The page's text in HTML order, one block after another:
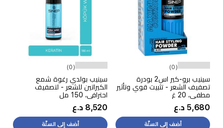
(0)
سينيب برو-كير اس2 بودرة
تصفيف الشعر - تثبيت قوي وتأثير
مطفي، 20 غ
5,680 د.ع
أضف إلى السلّة
(0)
سينيب بولدي رغوة شمع
الكيراتين للشعر - لتصفيف
احترافي، 150 مل
8,520 د.ع
أضف إلى السلّة